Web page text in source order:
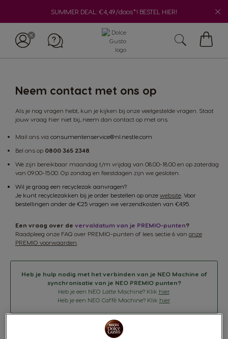
SUMMER DEAL: €4,49/doos*! BESTEL HIER!
Neem contact met ons op
Als je nog vragen hebt, kun je kijken bij onze veelgestelde vragen. Staat
jouw vraag hier niet bij, neem dan contact op met ons.
Mail ons via consumentenservice@nl.nestle.com
Bel ons op 0800 365 2348
We zijn bereikbaar maandag t/m vrijdag van 08.00-18.00 en op zaterdag
van 09.00-15.00. Op zondag en feestdagen zijn we gesloten.
Wil je graag een recyclezak aanvragen?
Je kunt recyclezakken bij je order bestellen op onze website . Voor
bestellingen onder de €25 vragen we verzendkosten van €4,95.
Een vraag over de vervaldatum van je PREMIO-punten?
Raadpleeg onze FAQ over PREMIO-punten of lees sectie 6 van onze
PREMIO voorwaarden
Heb je hulp nodig met het verbinden van je NEO Machine of
synchronisatie van je NEO PREMIO punten?
Heb je een NEO Latte Machine? Klik hier.
Heb je een NEO Caffè Machine? Klik hier.